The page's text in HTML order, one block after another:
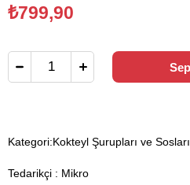
₺799,90
Kategori:Kokteyl Şurupları ve Sosları
Tedarikçi : Mikro